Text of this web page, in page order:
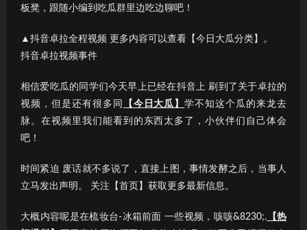
板凳，跟随小编到吃瓜群里边吃边聊吧！
▲抖音卓拉全程视频 更多内容可以查看【今日大瓜分类】。
抖音卓拉视频事件
相信爱吃瓜的同学们今天早上已经在抖音上 刷到了关于卓拉的
视频，但是还有很多同
【今日大瓜】学不知这个瓜的来龙去
脉。在视频里我们能看到的东西太多了，小伙伴们自己体会
吧！
时间紧迫 废话就不多说了，直接上图，事情发酵之后，当事人
立马发出声明。 关注【首页】获取更多最新信息。
大概内容呢是在梳妆台-冰箱前面 一些视频，咳咳&8230;. 【热